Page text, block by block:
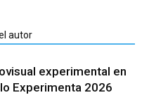
autor
experimental en
Experimenta 2026